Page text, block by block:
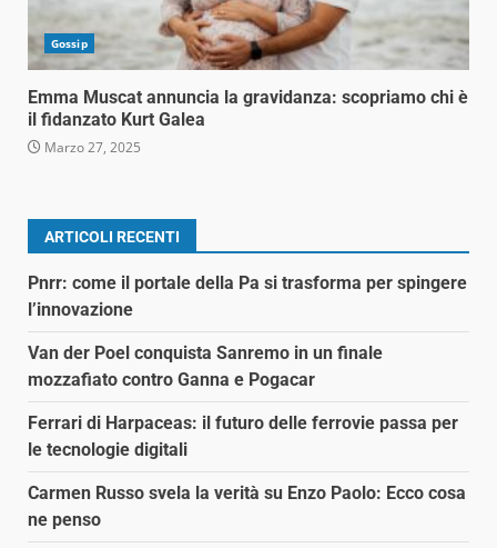
Gossip
Emma Muscat annuncia la gravidanza: scopriamo chi è
il fidanzato Kurt Galea
Marzo 27, 2025
ARTICOLI RECENTI
Pnrr: come il portale della Pa si trasforma per spingere
l’innovazione
Van der Poel conquista Sanremo in un finale
mozzafiato contro Ganna e Pogacar
Ferrari di Harpaceas: il futuro delle ferrovie passa per
le tecnologie digitali
Carmen Russo svela la verità su Enzo Paolo: Ecco cosa
ne penso